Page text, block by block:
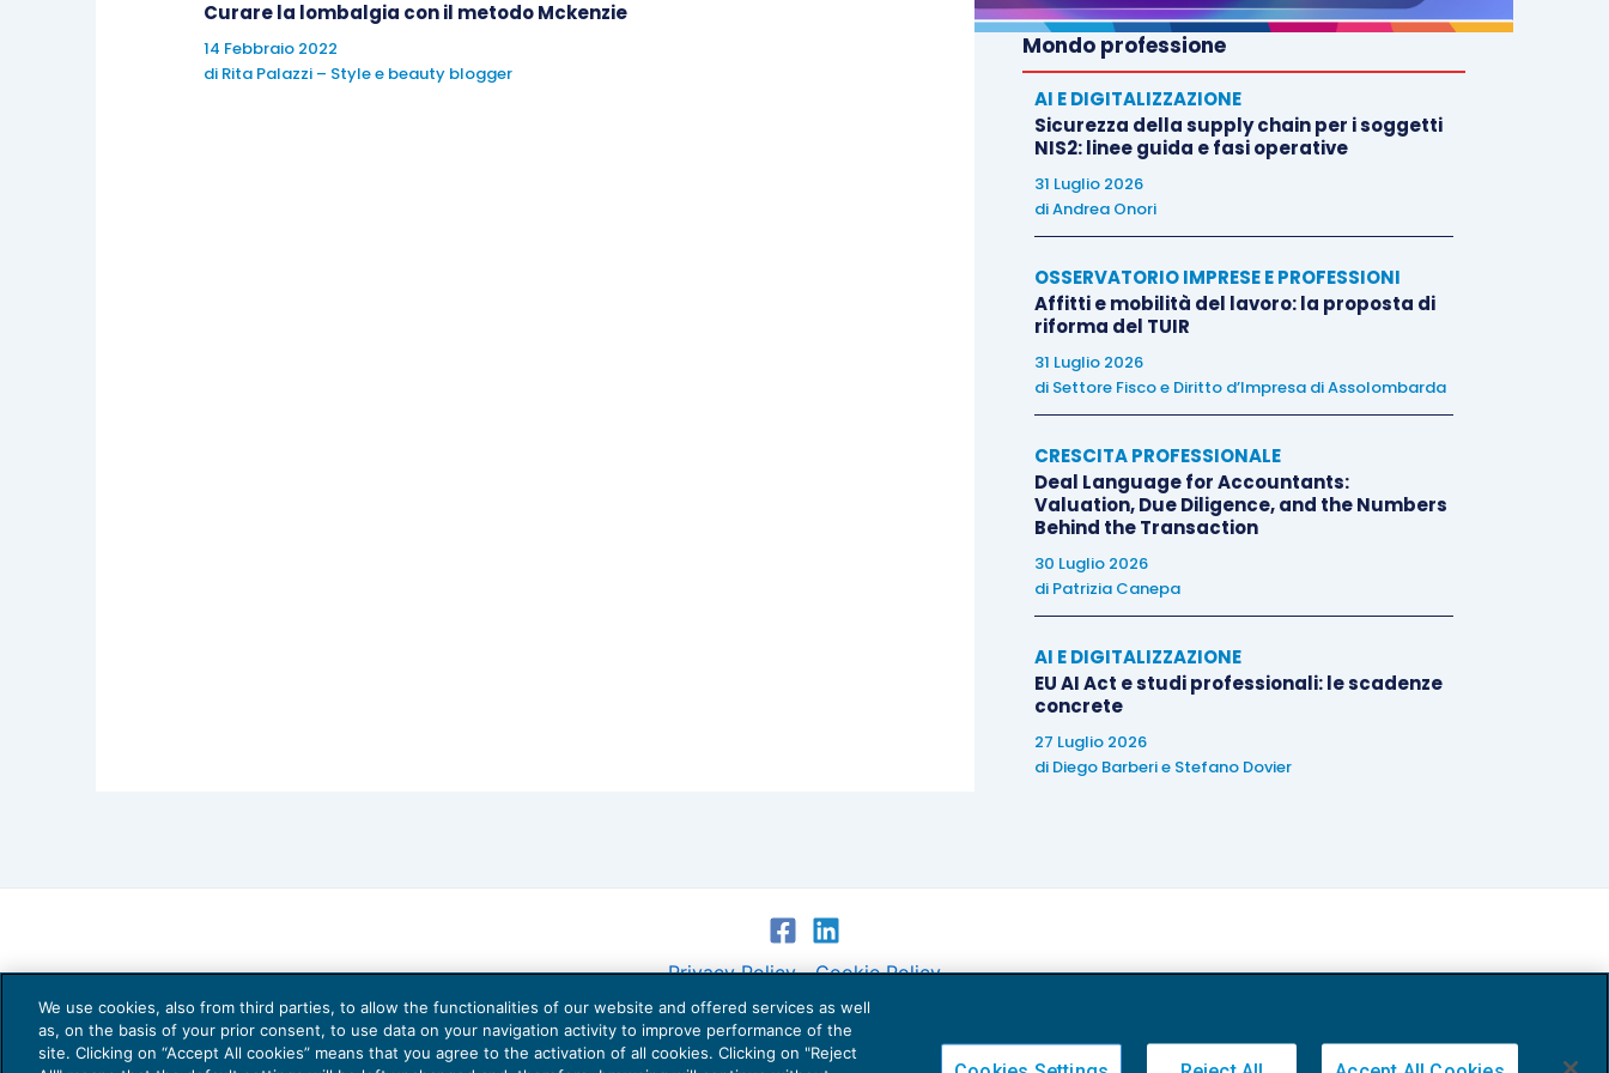
Il libraio di Venezia
Giovanni Montanaro
Curare la lombalgia con il metodo Mckenzie
14 Febbraio 2022
di Rita Palazzi – Style e beauty blogger
Mondo professione
AI E DIGITALIZZAZIONE
Sicurezza della supply chain per i soggetti
NIS2: linee guida e fasi operative
31 Luglio 2026
diAndrea Onori
OSSERVATORIO IMPRESE E PROFESSIONI
Affitti e mobilità del lavoro: la proposta di
riforma del TUIR
31 Luglio 2026
di Settore Fisco e Diritto d’Impresa di Assolombarda
CRESCITA PROFESSIONALE
Deal Language for Accountants:
Valuation, Due Diligence, and the Numbers
Behind the Transaction
30 Luglio 2026
di Patrizia Canepa
AI E DIGITALIZZAZIONE
EU AI Act e studi professionali: le scadenze
concrete
27 Luglio 2026
di Diego Barberie Stefano Dovier
Privacy Policy Cookie Policy
Euroconference NEWS è una testata registrata al Tribunale di Milano Reg. n. 8556/2026
Direttore responsabile Sandro Cerato
We use cookies, also from third parties, to allow the functionalities of our website and offered services as well
as, on the basis of your prior consent, to use data on your navigation activity to improve performance of the
site. Clicking on “Accept All cookies” means that you agree to the activation of all cookies. Clicking on "Reject